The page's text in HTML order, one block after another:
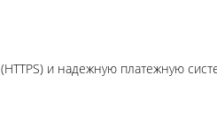
(HTTPS) и надежную платежную